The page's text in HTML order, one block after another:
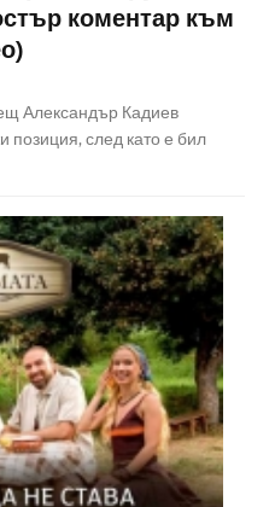
коментар към
Александър Кадиев
позиция, след като е бил